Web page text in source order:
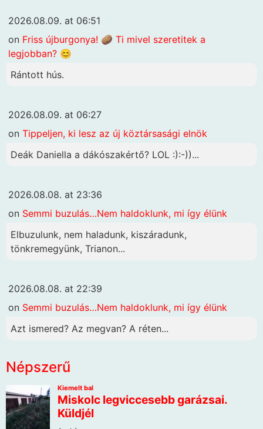
2026.08.09. at 06:51
on Friss újburgonya! 🥔 Ti mivel szeretitek a
legjobban? 😊
Rántott hús.
2026.08.09. at 06:27
on Tippeljen, ki lesz az új köztársasági elnök
Deák Daniella a dákószakértő? LOL :):-))...
2026.08.08. at 23:36
on Semmi buzulás…Nem haldoklunk, mi így élünk
Elbuzulunk, nem haladunk, kiszáradunk,
tönkremegyünk, Trianon...
2026.08.08. at 22:39
on Semmi buzulás…Nem haldoklunk, mi így élünk
Azt ismered? Az megvan? A réten...
Népszerű